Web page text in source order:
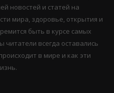
новостей и статей на
мира, здоровье, открытия и
быть в курсе самых
всегда оставались
в мире и как эти